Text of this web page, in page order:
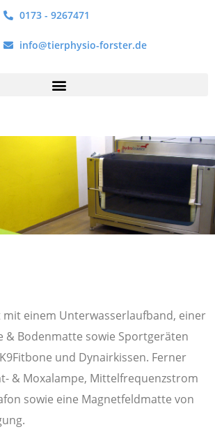
0173 - 9267471
info@tierphysio-forster.de
einem Unterwasserlaufband, einer
& Bodenmatte sowie Sportgeräten
und Dynairkissen. Ferner
& Moxalampe, Mittelfrequenzstrom
sowie eine Magnetfeldmatte von